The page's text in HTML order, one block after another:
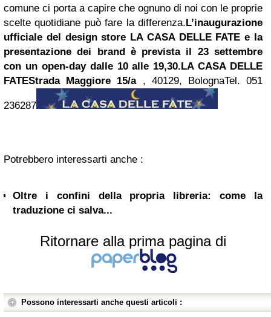
comune ci porta a capire che ognuno di noi con le proprie
scelte quotidiane può fare la differenza.L’inaugurazione
ufficiale del design store LA CASA DELLE FATE e la
presentazione dei brand è prevista il 23 settembre
con un open-day dalle 10 alle 19,30.LA CASA DELLE
FATEStrada Maggiore 15/a, 40129, BolognaTel. 051
236287
Potrebbero interessarti anche :
Oltre i confini della propria libreria: come la
traduzione ci salva...
Ritornare alla prima pagina di
Possono interessarti anche questi articoli :